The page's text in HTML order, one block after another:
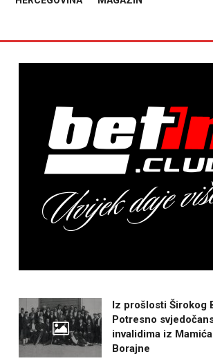
Iz prošlosti Širokog
Potresno
invalidima iz
Borajne